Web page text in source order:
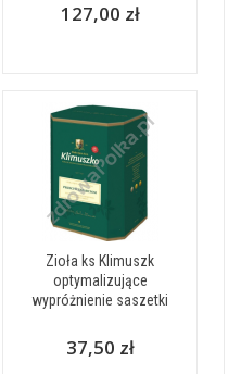
127,00 zł
Zioła ks Klimuszk
optymalizujące
wypróżnienie saszetki
37,50 zł